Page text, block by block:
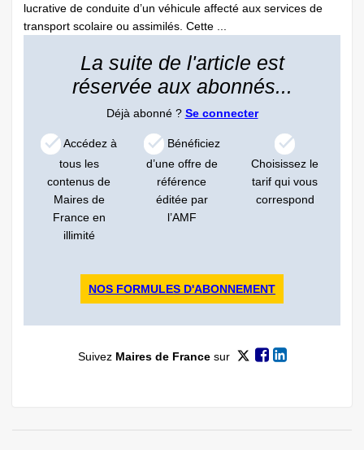
lucrative de conduite d’un véhicule affecté aux services de
transport scolaire ou assimilés. Cette ...
La suite de l'article est
réservée aux abonnés...
Déjà abonné ? Se connecter
Accédez à
tous les
contenus de
Maires de
France en
illimité
Bénéficiez
d’une offre de
référence
éditée par
l’AMF
Choisissez le
tarif qui vous
correspond
NOS FORMULES D'ABONNEMENT
Suivez Maires de Francesur